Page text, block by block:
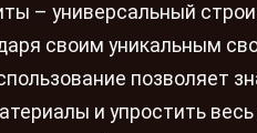
– универсальный
своим уникальным
позволяет
и упростить весь